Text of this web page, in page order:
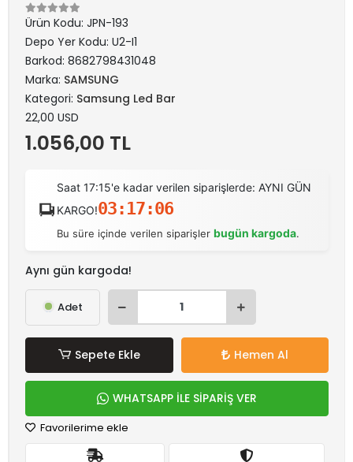
Ürün Kodu: JPN-193
Depo Yer Kodu: U2-I1
Barkod: 8682798431048
Marka: SAMSUNG
Kategori: Samsung Led Bar
22,00 USD
1.056,00 TL
Saat 17:15'e kadar verilen siparişlerde: AYNI GÜN
KARGO!03:17:06
Bu süre içinde verilen siparişlerbugün kargoda.
Aynı gün kargoda!
Adet
Sepete Ekle Hemen Al
WHATSAPP İLE SİPARİŞ VER
Favorilerime ekle